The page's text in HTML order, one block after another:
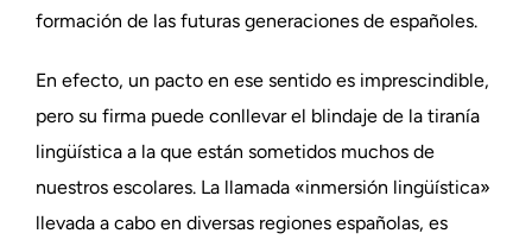
formación de las futuras generaciones de españoles.
En efecto, un pacto en ese sentido es imprescindible,
pero su firma puede conllevar el blindaje de la tiranía
lingüística a la que están sometidos muchos de
nuestros escolares. La llamada «inmersión lingüística»
llevada a cabo en diversas regiones españolas, es